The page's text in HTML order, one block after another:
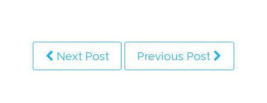
Next Post Previous Post